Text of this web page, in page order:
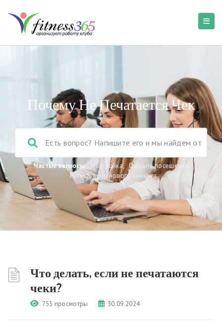
Почему Не Печатается Чек
Частые запросы: Настройка, Открыть посещение
Регистрация нового клиента
Что делать, если не печатаются
чеки?
755 просмотры 30.09.2024